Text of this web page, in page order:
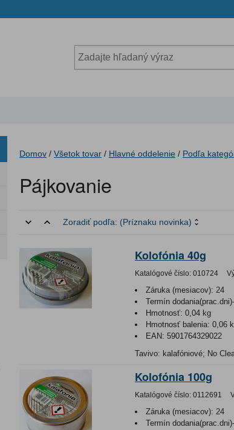
Domov / Všetok tovar / Hlavné oddelenie / Podľa
Pájkovanie
Zoradiť podľa: (Príznaku novinka)
Kolofónia 40g
Katalógové číslo: 010724
Záruka (mesiacov): 24
Termín
Hmotnosť: 0,04 kg
Hmotnosť balenia: 0,06
EAN: 5901764329022
Tavivo: kalafóniové; No
Kolofónia 100g
Katalógové číslo: 0112691
Záruka (mesiacov): 24
Termín